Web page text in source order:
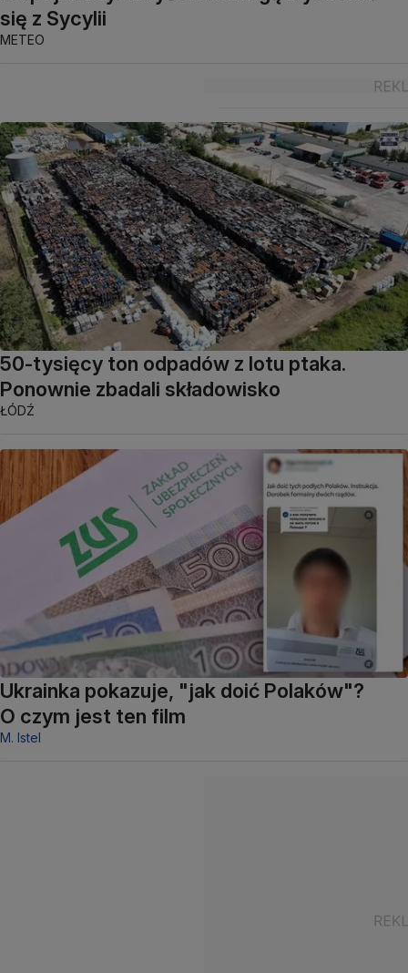
się z Sycylii
METEO
50-tysięcy ton odpadów z lotu ptaka.
Ponownie zbadali składowisko
ŁÓDŹ
Ukrainka pokazuje, "jak doić Polaków"?
O czym jest ten film
M. Istel